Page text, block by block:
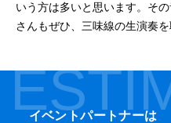
いう方は多いと思います。そ
さんもぜひ、三味線の生演奏
イベントパートナーは